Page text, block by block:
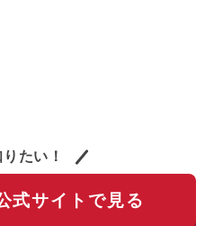
たい！
式サイトで見る